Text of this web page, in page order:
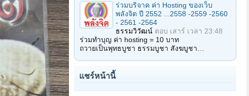
ร่วมบริจาค ค่า Hosting ของเว็บ
พลังจิต ปี 2552 ...2558 -2559 -2560
- 2561 -2564
ธรรมวิวัฒน์ ตอบ เสาร์ เวลา 23:48
ร่วมทำบุญ ค่า hosting = 10 บาท
ถวายเป็นพุทธบูชา ธรรมบูชา สังฆบูชา…
แชร์หน้านี้